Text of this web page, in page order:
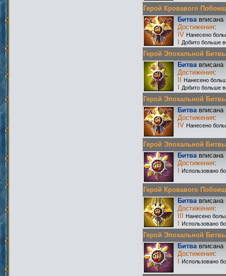
Герой Кровавого
Битвавписана
Достижения:
IV Нанесено
Добито больше
Герой Эпохальной
Битвавписана
Достижения:
Нанесено
Добито больше
Герой Эпохальной
Битвавписана
Достижения:
IV Нанесено
Герой Эпохальной
Битвавписана
Достижения:
Использовано
Герой Кровавого
Битвавписана
Достижения:
Нанесено
Использовано
Герой Эпохальной
Битвавписана
Достижения:
Использовано